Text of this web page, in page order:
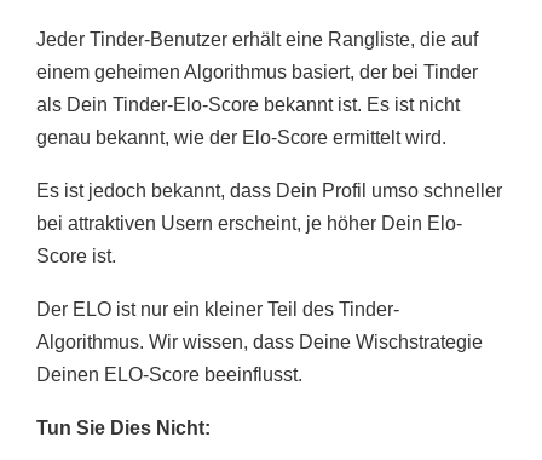
Jeder Tinder-Benutzer erhält eine Rangliste, die auf
einem geheimen Algorithmus basiert, der bei Tinder
als Dein Tinder-Elo-Score bekannt ist. Es ist nicht
genau bekannt, wie der Elo-Score ermittelt wird.
Es ist jedoch bekannt, dass Dein Profil umso schneller
bei attraktiven Usern erscheint, je höher Dein Elo-
Score ist.
Der ELO ist nur ein kleiner Teil des Tinder-
Algorithmus. Wir wissen, dass Deine Wischstrategie
Deinen ELO-Score beeinflusst.
Tun Sie Dies Nicht: